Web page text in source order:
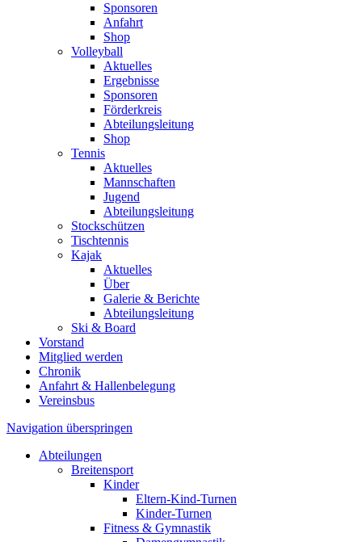
Sponsoren
Anfahrt
Shop
Volleyball
Aktuelles
Ergebnisse
Sponsoren
Förderkreis
Abteilungsleitung
Shop
Tennis
Aktuelles
Mannschaften
Jugend
Abteilungsleitung
Stockschützen
Tischtennis
Kajak
Aktuelles
Über
Galerie & Berichte
Abteilungsleitung
Ski & Board
Vorstand
Mitglied werden
Chronik
Anfahrt & Hallenbelegung
Vereinsbus
Navigation überspringen
Abteilungen
Breitensport
Kinder
Eltern-Kind-Turnen
Kinder-Turnen
Fitness & Gymnastik